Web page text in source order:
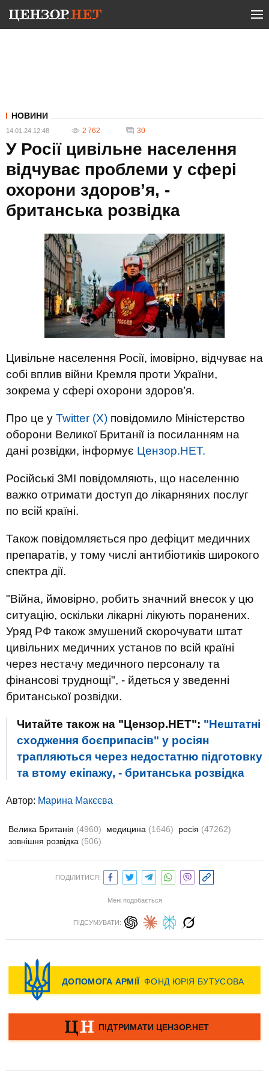
НОВИНИ
14.01.24 12:48 2 762 30
У Росії цивільне населення
відчуває проблеми у сфері
охорони здоров’я, -
британська розвідка
Цивільне населення Росії, імовірно, відчуває на
собі вплив війни Кремля проти України,
зокрема у сфері охорони здоров’я.
Про це у Twitter (X) повідомило Міністерство
оборони Великої Британії із посиланням на
дані розвідки, інформує Цензор.НЕТ.
Російські ЗМІ повідомляють, що населенню
важко отримати доступ до лікарняних послуг
по всій країні.
Також повідомляється про дефіцит медичних
препаратів, у тому числі антибіотиків широкого
спектра дії.
"Війна, ймовірно, робить значний внесок у цю
ситуацію, оскільки лікарні лікують поранених.
Уряд РФ також змушений скорочувати штат
цивільних медичних установ по всій країні
через нестачу медичного персоналу та
фінансові труднощі", - йдеться у зведенні
британської розвідки.
Читайте також на "Цензор.НЕТ": "Нештатні
сходження боєприпасів" у росіян
трапляються через недостатню підготовку
та втому екіпажу, - британська розвідка
Автор: Марина Макєєва
Велика Британія (4960) медицина (1646) росія (47262)
зовнішня розвідка (506)
ПОДІЛИТИСЯ:
Мені подобається
ПІДСУМУВАТИ: